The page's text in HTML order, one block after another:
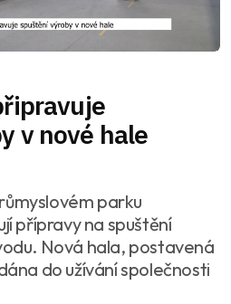
v nové hale
parku
přípravy na spuštění
Nová hala, postavená
do užívání společnosti